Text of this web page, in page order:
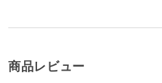
商品レビュー